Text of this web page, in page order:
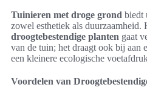
Tuinieren met droge grond biedt
zowel esthetiek als duurzaamheid.
droogtebestendige planten gaat
van de tuin; het draagt ook bij aan
een kleinere ecologische
Voordelen van